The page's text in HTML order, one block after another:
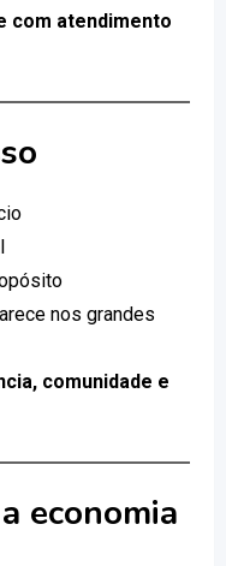
com atendimento
nos grandes
comunidade e
economia